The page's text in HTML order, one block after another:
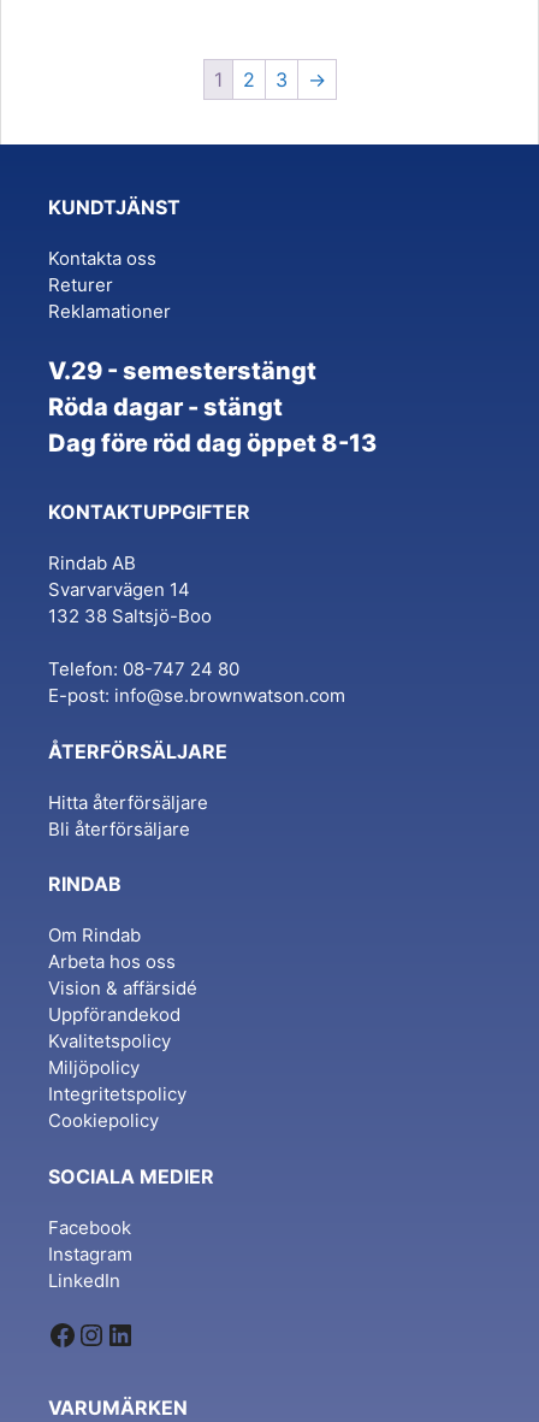
1 2 3 →
KUNDTJÄNST
Kontakta oss
Returer
Reklamationer
V.29 - semesterstängt
Röda dagar - stängt
Dag före röd dag öppet 8-13
KONTAKTUPPGIFTER
Rindab AB
Svarvarvägen 14
132 38 Saltsjö-Boo
Telefon: 08-747 24 80
E-post: info@se.brownwatson.com
ÅTERFÖRSÄLJARE
Hitta återförsäljare
Bli återförsäljare
RINDAB
Om Rindab
Arbeta hos oss
Vision & affärsidé
Uppförandekod
Kvalitetspolicy
Miljöpolicy
Integritetspolicy
Cookiepolicy
SOCIALA MEDIER
Facebook
Instagram
LinkedIn
Facebook
Instagram
LinkedIn
VARUMÄRKEN